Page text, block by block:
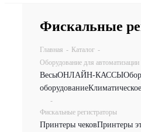
Фискальные
Главная - Каталог -
Оборудование для автоматизации
ВесыОНЛАЙН-КАССЫ
оборудование
-
Фискальные регистраторы
Принтеры чековПринтеры